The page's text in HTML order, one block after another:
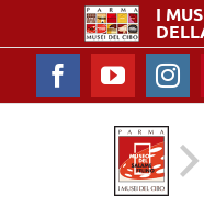
I
FacebookYouTube